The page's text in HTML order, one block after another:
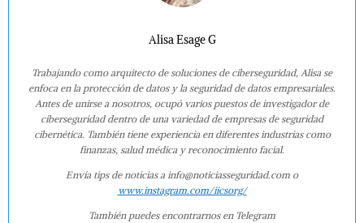
Alisa Esage G
Trabajando como arquitecto de soluciones de ciberseguridad, Alisa se
enfoca en la protección de datos y la seguridad de datos empresariales.
Antes de unirse a nosotros, ocupó varios puestos de investigador de
ciberseguridad dentro de una variedad de empresas de seguridad
cibernética. También tiene experiencia en diferentes industrias como
finanzas, salud médica y reconocimiento facial.
Envía tips de noticias a info@noticiasseguridad.com o
www.instagram.com/iicsorg/
También puedes encontrarnos en Telegram